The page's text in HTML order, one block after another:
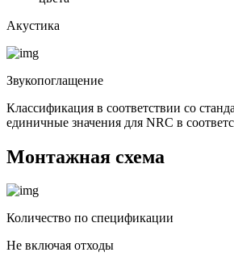
Акустика
Звукопоглащение
Классификация в соответствии со
единичные значения для NRC в
Монтажная схема
Количество по спецификации
Не включая отходы